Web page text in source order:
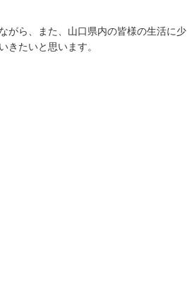
がら、また、山口県内の皆様の生活に少
きたいと思います。